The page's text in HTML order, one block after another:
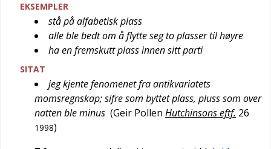
EKSEMPLER
stå på alfabetisk plass
alle ble bedt om å flytte seg to plasser til høyre
ha en fremskutt plass innen sitt parti
SITAT
jeg kjente fenomenet fra antikvariatets
momsregnskap; sifre som byttet plass, pluss som over
natten ble minus (Geir Pollen Hutchinsons eftf. 26
1998)